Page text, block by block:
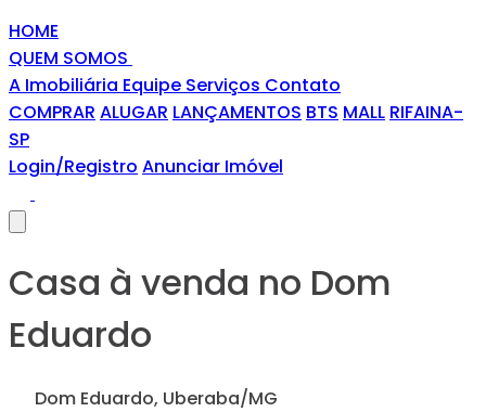
HOME
QUEM SOMOS
A Imobiliária Equipe Serviços Contato
COMPRAR ALUGAR LANÇAMENTOS BTS MALL RIFAINA-
SP
Login/Registro Anunciar Imóvel
Casa à venda no Dom
Eduardo
Dom Eduardo, Uberaba/MG